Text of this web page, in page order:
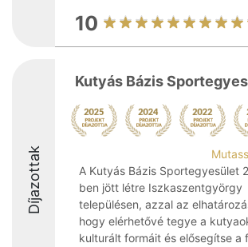
10
Díjazottak
Kutyás Bázis
A Kutyás Bázis Sportegyesület
ben jött létre Iszkaszentgyörgy
településen, azzal az
hogy elérhetővé tegye a
kulturált formáit és elősegítse a